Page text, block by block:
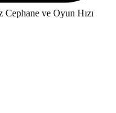
Cephane ve Oyun Hızı